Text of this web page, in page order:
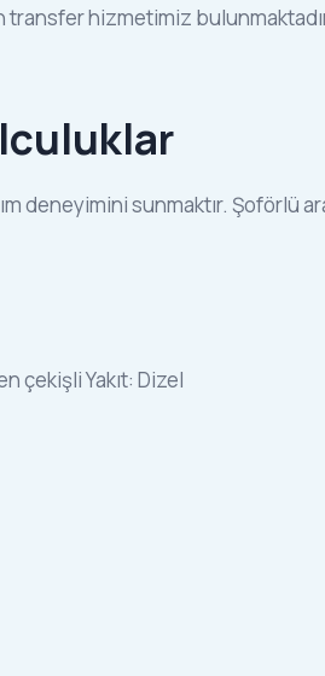
transfer hizmetimiz
deneyimini sunmaktır. Şoförlü
çekişliYakıt: Dizel